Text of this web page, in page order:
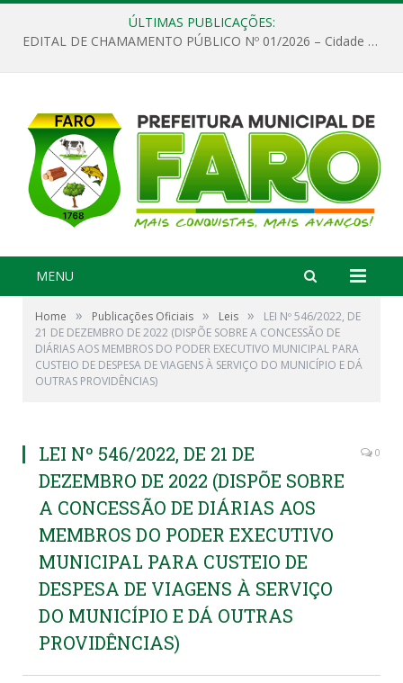
ÚLTIMAS PUBLICAÇÕES:
EDITAL DE CHAMAMENTO PÚBLICO Nº 01/2026 – Cidade de Faro
MENU
Home » Publicações Oficiais » Leis »
LEI Nº 546/2022, DE
21 DE DEZEMBRO DE 2022 (DISPÕE SOBRE A CONCESSÃO DE
DIÁRIAS AOS MEMBROS DO PODER EXECUTIVO MUNICIPAL PARA
CUSTEIO DE DESPESA DE VIAGENS À SERVIÇO DO MUNICÍPIO E DÁ
OUTRAS PROVIDÊNCIAS)
LEI Nº 546/2022, DE 21 DE
DEZEMBRO DE 2022 (DISPÕE SOBRE
A CONCESSÃO DE DIÁRIAS AOS
MEMBROS DO PODER EXECUTIVO
MUNICIPAL PARA CUSTEIO DE
DESPESA DE VIAGENS À SERVIÇO
DO MUNICÍPIO E DÁ OUTRAS
PROVIDÊNCIAS)
0